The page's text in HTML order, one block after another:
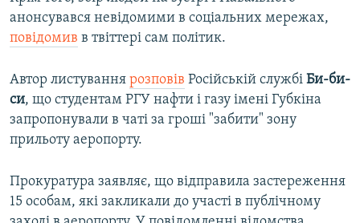
анонсувався невідомими в соціальних мережах,
повідомив в твіттері сам політик.
Автор листування розповів Російській службі Би-би-
си, що студентам РГУ нафти і газу імені Губкіна
запропонували в чаті за гроші "забити" зону
прильоту аеропорту.
Прокуратура заявляє, що відправила застереження
15 особам, які закликали до участі в публічному